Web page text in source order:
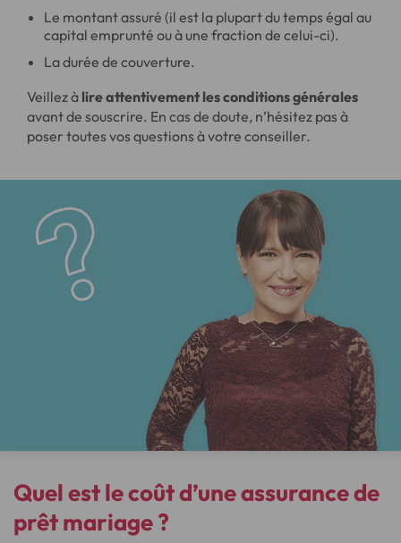
Le montant assuré (il est la plupart du temps égal au
capital emprunté ou à une fraction de celui-ci).
La durée de couverture.
Veillez à lire attentivement les conditions générales
avant de souscrire. En cas de doute, n’hésitez pas à
poser toutes vos questions à votre conseiller.
Quel est le coût d’une assurance de
prêt mariage ?